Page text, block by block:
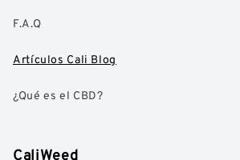
F.A.Q
Artículos Cali Blog
¿Qué es el CBD?
CaliWeed